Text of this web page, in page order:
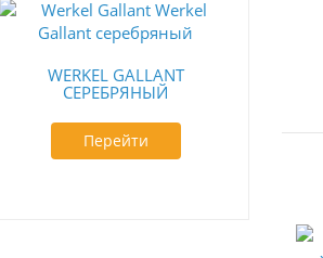
WERKEL GALLANT
СЕРЕБРЯНЫЙ
Перейти